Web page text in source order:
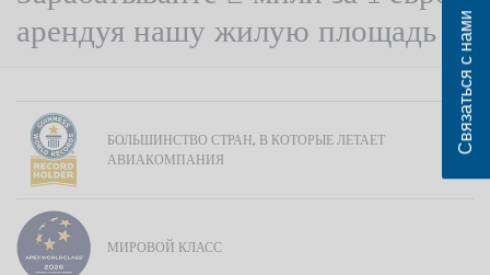
арендуя нашу жилую площадь
БОЛЬШИНСТВО СТРАН, В КОТОРЫЕ ЛЕТАЕТ
АВИАКОМПАНИЯ
МИРОВОЙ КЛАСС
Связаться с нами